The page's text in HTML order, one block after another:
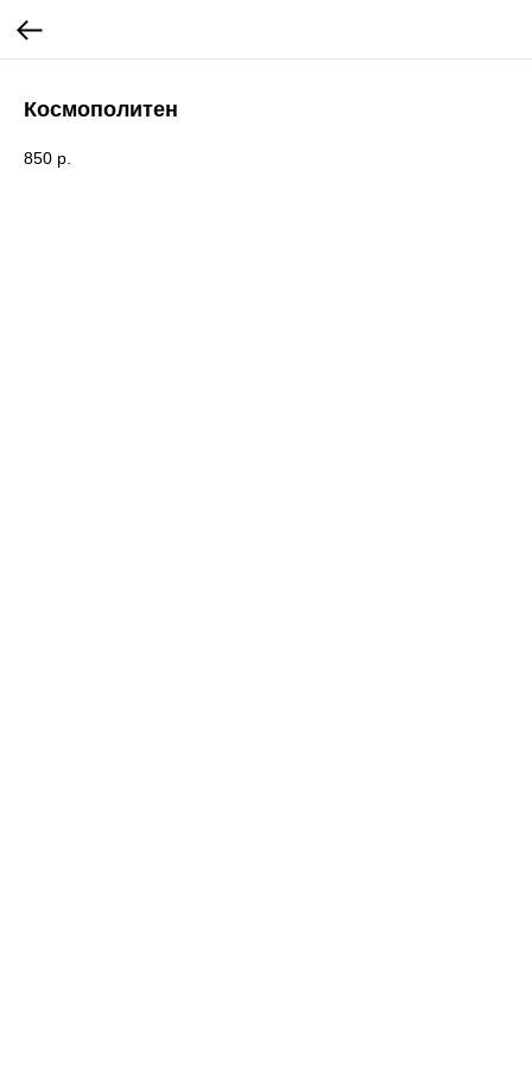
Космополитен
850 р.